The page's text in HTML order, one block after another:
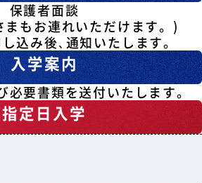
保護者面談
もお連れいただけます。)
込み後､通知いたします。
入学案内
必要書類を送付いたします。
指定日入学